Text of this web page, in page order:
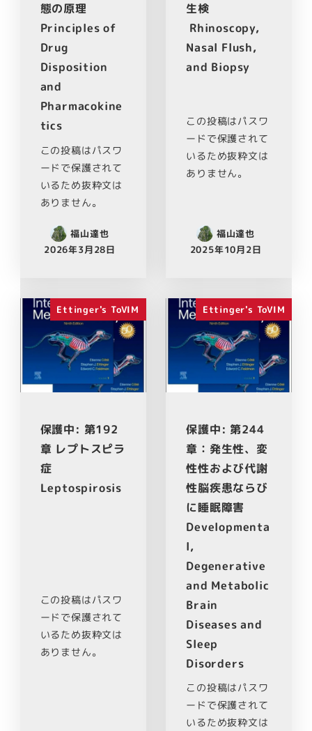
態の原理
Principles of
Drug
Disposition
and
Pharmacokine
tics
この投稿はパスワ
ードで保護されて
いるため抜粋文は
ありません。
福山達也
2026年3月28日
生検
Rhinoscopy,
Nasal Flush,
and Biopsy
この投稿はパスワ
ードで保護されて
いるため抜粋文は
ありません。
福山達也
2025年10月2日
Ettinger's ToVIM
保護中: 第192
章 レプトスピラ
症
Leptospirosis
この投稿はパスワ
ードで保護されて
いるため抜粋文は
ありません。
Ettinger's ToVIM
保護中: 第244
章：発生性、変
性性および代謝
性脳疾患ならび
に睡眠障害
Developmenta
l,
Degenerative
and Metabolic
Brain
Diseases and
Sleep
Disorders
この投稿はパスワ
ードで保護されて
いるため抜粋文は